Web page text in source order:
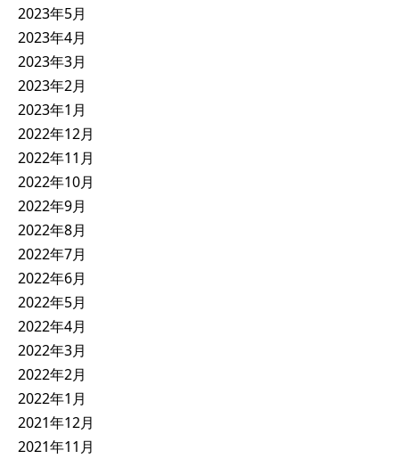
2023年5月
2023年4月
2023年3月
2023年2月
2023年1月
2022年12月
2022年11月
2022年10月
2022年9月
2022年8月
2022年7月
2022年6月
2022年5月
2022年4月
2022年3月
2022年2月
2022年1月
2021年12月
2021年11月